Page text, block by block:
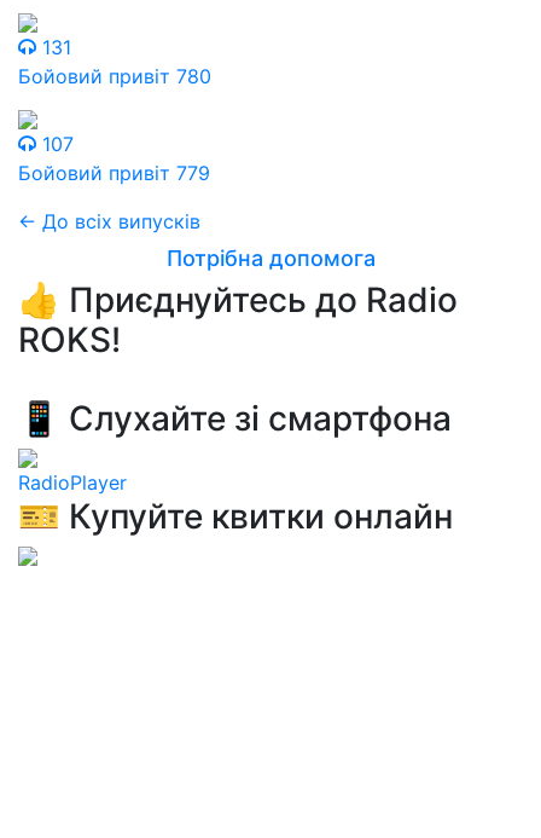
131
Бойовий привіт 780
107
Бойовий привіт 779
← До всіх випусків
Потрібна допомога
👍 Приєднуйтесь до Radio
ROKS!
📱 Слухайте зі смартфона
RadioPlayer
🎫 Купуйте квитки онлайн